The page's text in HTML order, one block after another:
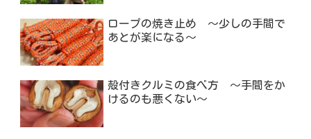
ロープの焼き止め ～少しの手間で
あとが楽になる～
殻付きクルミの食べ方 ～手間をか
けるのも悪くない～